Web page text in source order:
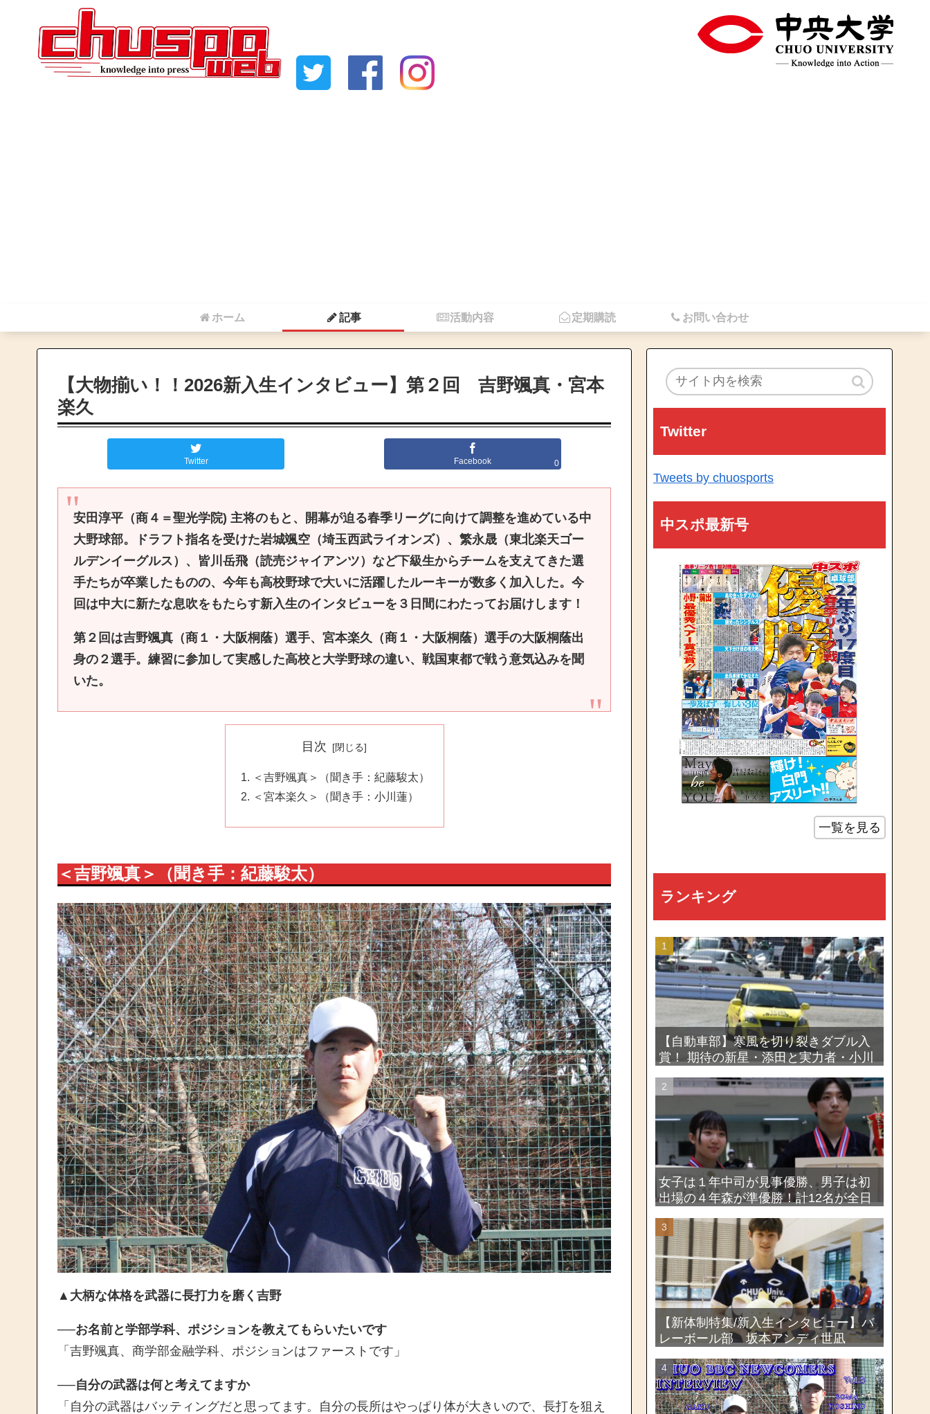
ホーム 記事 活動内容 定期購読 お問い合わせ
【大物揃い！！2026新入生インタビュー】第２回 吉野颯真・宮本
楽久
Twitter Facebook 0
安田淳平（商４＝聖光学院) 主将のもと、開幕が迫る春季リーグに向けて調整を進めている中
大野球部。ドラフト指名を受けた岩城颯空（埼玉西武ライオンズ）、繁永晟（東北楽天ゴー
ルデンイーグルス）、皆川岳飛（読売ジャイアンツ）など下級生からチームを支えてきた選
手たちが卒業したものの、今年も高校野球で大いに活躍したルーキーが数多く加入した。今
回は中大に新たな息吹をもたらす新入生のインタビューを３ 日間にわたってお届けします！
第２回は吉野颯真（商１・大阪桐蔭）選手、宮本楽久（商１・大阪桐蔭）選手の大阪桐蔭出
身の２選手。練習に参加して実感した高校と大学野球の違い、戦国東都で戦う意気込みを聞
いた。
目次
＜吉野颯真＞（聞き手：紀藤駿太）
＜宮本楽久＞（聞き手：小川蓮）
＜吉野颯真＞（聞き手：紀藤駿太）
▲大柄な体格を武器に長打力を磨く吉野
──お名前と学部学科、ポジションを教えてもらいたいです
「吉野颯真、商学部金融学科、ポジションはファーストです」
──自分の武器は何と考えてますか
「自分の武器はバッティングだと思ってます。自分の長所はやっぱり体が大きいので、長打を狙え
Twitter
Tweets by chuosports
中スポ最新号
一覧を見る
ランキング
【自動車部】寒風を切り裂きダブル入
賞！ 期待の新星・添田と実力者・小川
大会2026
女子は１年中司が見事優勝、男子は初
出場の４年森が準優勝！計12名が全日
剣道選手権大会・第72回関東学生剣道
選手権大会
【新体制特集/新入生インタビュー】バ
レーボール部 坂本アンディ世凪